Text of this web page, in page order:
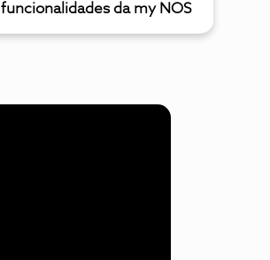
funcionalidades da my NOS